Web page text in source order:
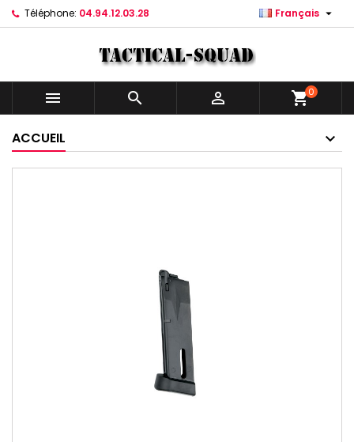
Téléphone: 04.94.12.03.28 Français 
   shopping_cart0
ACCUEIL